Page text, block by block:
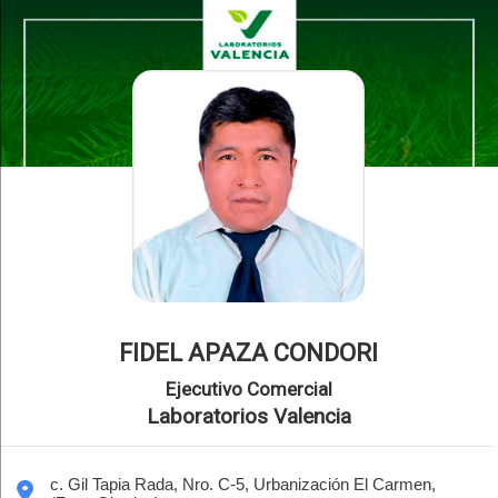
FIDEL APAZA CONDORI
Ejecutivo Comercial
Laboratorios Valencia
c. Gil Tapia Rada, Nro. C-5, Urbanización El Carmen,